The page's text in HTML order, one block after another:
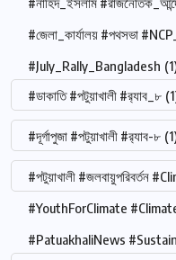
#জেলা_কার্যালয় #পথসভা
#July_Rally_Bangladesh
#ডাকাতি #পটুয়াখালী #র‍্যাব_৮
#দূর্গাপুজা #পটুয়াখালী #র‍্যাব-৮
#পটুয়াখালী #জলবায়ুপরিবর্তন
#YouthForClimate
#PatuakhaliNews